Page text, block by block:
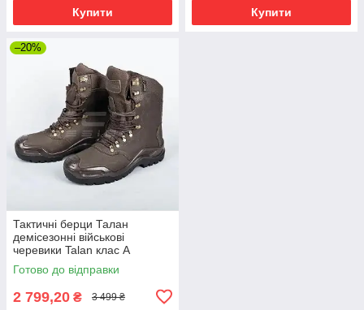
Купити Купити
–20%
Тактичні берци Талан
демісезонні військові
черевики Talan клас А
Готово до відправки
2 799,20 ₴ 3 499 ₴